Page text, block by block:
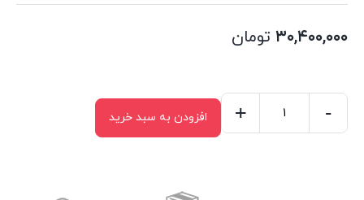
۳۰,۴۰۰,۰۰۰ تومان
-
+ افزودن به سبد خرید